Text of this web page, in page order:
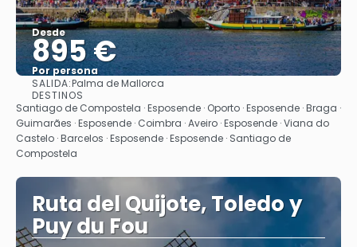
Desde
895 €
Por persona
SALIDA:Palma de Mallorca
DESTINOS
Santiago de Compostela · Esposende · Oporto · Esposende · Braga ·
Guimarães · Esposende · Coimbra · Aveiro · Esposende · Viana do
Castelo · Barcelos · Esposende · Esposende · Santiago de
Compostela
Ruta del Quijote, Toledo y
Puy du Fou